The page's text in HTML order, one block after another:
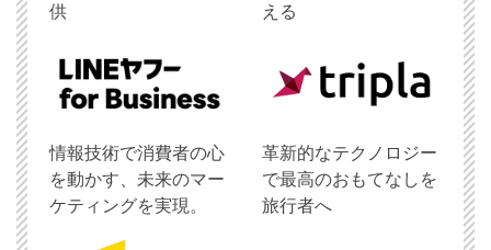
供
える
情報技術で消費者の心
を動かす、未来のマー
ケティングを実現。
革新的なテクノロジー
で最高のおもてなしを
旅行者へ